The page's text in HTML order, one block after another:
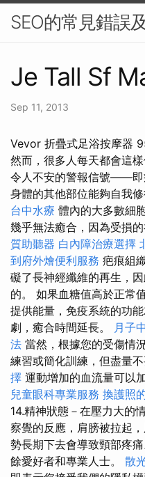
SEO的常見錯誤
Je Tall Sf
Sep 11, 2013
Vevor 折疊式足浴按摩器
然而，很多人每天都會這
令人不安的警報信號——即
身體的其他部位能夠自我
台中水療 體內的大多數細
幾乎無法癒合，因為受損
質助聽器 白內障治療選擇
到府外燴便利服務 疤痕組
礙了長神經纖維的再生，
的。 如果血糖值高於正常
提供能量，免疫系統的功
劇，癒合時間延長。
月子
法 當然，根據您的受傷情
練習或簡化訓練，但盡量
擇 運動增加的血流量可以
兒童眼科專業服務 換護照
14.精神狀態－在壓力大的
察覺的反應，肩膀被拉起
勢長期下去會導致頸部疼
餘愛好者和專業人士。 散